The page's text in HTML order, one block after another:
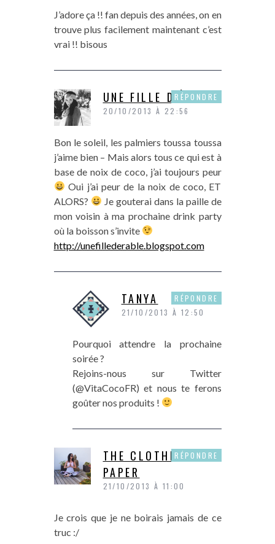
J’adore ça !! fan depuis des années, on en
trouve plus facilement maintenant c’est
vrai !! bisous
UNE FILLE D'ÉRABLE
20/10/2013 À 22:56
Bon le soleil, les palmiers toussa toussa
j’aime bien – Mais alors tous ce qui est à
base de noix de coco, j’ai toujours peur
Oui j’ai peur de la noix de coco, ET
ALORS?
Je gouterai dans la paille de
mon voisin à ma prochaine drink party
où la boisson s’invite
http://unefillederable.blogspot.com
RÉPONDRE
TANYA
21/10/2013 À 12:50
Pourquoi attendre la prochaine
soirée ?
Rejoins-nous sur Twitter
(@VitaCocoFR) et nous te ferons
goûter nos produits !
RÉPONDRE
THE CLOTHES
PAPER
21/10/2013 À 11:00
Je crois que je ne boirais jamais de ce
truc :/
RÉPONDRE